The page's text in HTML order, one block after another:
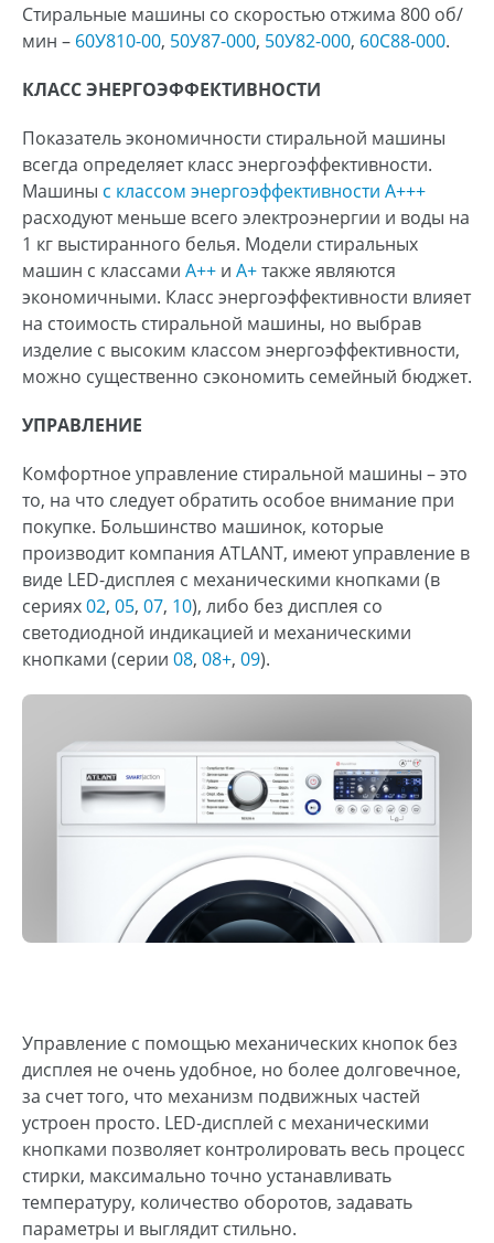
Стиральные машины со скоростью отжима 800 об/
мин – 60У810-00, 50У87-000, 50У82-000, 60С88-000.
КЛАСС ЭНЕРГОЭФФЕКТИВНОСТИ
Показатель экономичности стиральной машины
всегда определяет класс энергоэффективности.
Машины с классом энергоэффективности А+++
расходуют меньше всего электроэнергии и воды на
1 кг выстиранного белья. Модели стиральных
машин с классами А++ и А+также являются
экономичными. Класс энергоэффективности влияет
на стоимость стиральной машины, но выбрав
изделие с высоким классом энергоэффективности,
можно существенно сэкономить семейный бюджет.
УПРАВЛЕНИЕ
Комфортное управление стиральной машины – это
то, на что следует обратить особое внимание при
покупке. Большинство машинок, которые
производит компания ATLANT, имеют управление в
виде LED-дисплея с механическими кнопками (в
сериях02, 05, 07, 10), либо без дисплея со
светодиодной индикацией и механическими
кнопками (серии 08, 08+, 09).
Управление с помощью механических кнопок без
дисплея не очень удобное, но более долговечное,
за счет того, что механизм подвижных частей
устроен просто. LED-дисплей с механическими
кнопками позволяет контролировать весь процесс
стирки, максимально точно устанавливать
температуру, количество оборотов, задавать
параметры и выглядит стильно.